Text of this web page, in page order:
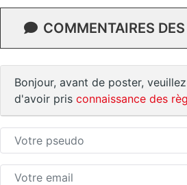
COMMENTAIRES
Bonjour, avant de poster,
d'avoir pris connaissance des